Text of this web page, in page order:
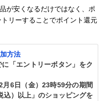
が安くなるだけではなく、ポ
リーすることでポイント還元
方法
「エントリーボタン」をク
月6日（金）23時59分の期間
）以上」のショッピングを